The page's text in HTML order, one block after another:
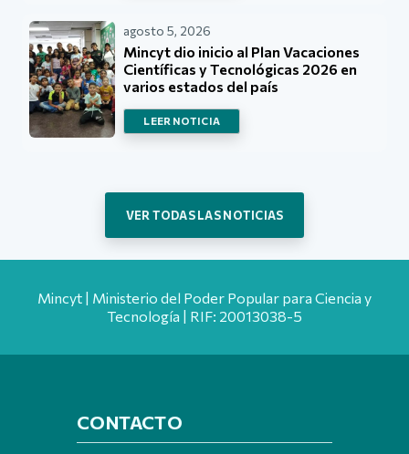
agosto 5, 2026
Mincyt dio inicio al Plan Vacaciones
Científicas y Tecnológicas 2026 en
varios estados del país
LEER NOTICIA
VER TODAS LAS NOTICIAS
Mincyt | Ministerio del Poder Popular para Ciencia y
Tecnología | RIF: 20013038-5
CONTACTO